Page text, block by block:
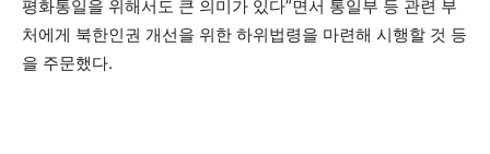
평화통일을 위해서도 큰 의미가 있다”면서 통일부 등 관련 부
처에게 북한인권 개선을 위한 하위법령을 마련해 시행할 것 등
을 주문했다.